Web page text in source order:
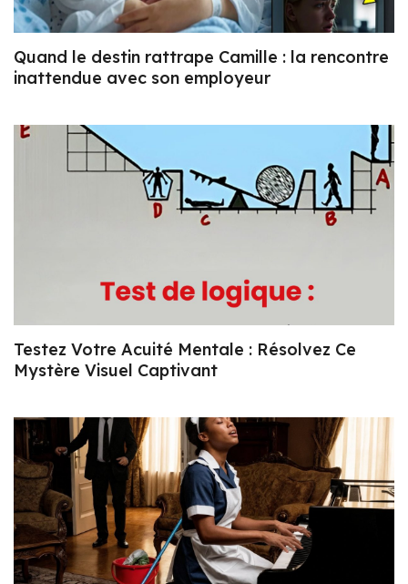
Quand le destin rattrape Camille : la rencontre
inattendue avec son employeur
Testez Votre Acuité Mentale : Résolvez Ce
Mystère Visuel Captivant